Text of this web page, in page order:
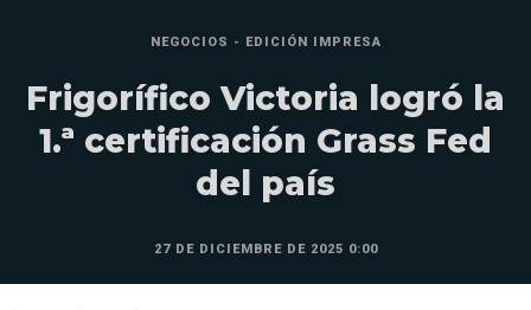
NEGOCIOS - EDICIÓN IMPRESA
Frigorífico Victoria logró la
1.ª certificación Grass Fed
del país
27 DE DICIEMBRE DE 2025 0:00